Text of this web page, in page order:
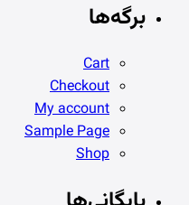
برگه‌ها
Cart
Checkout
My account
Sample Page
Shop